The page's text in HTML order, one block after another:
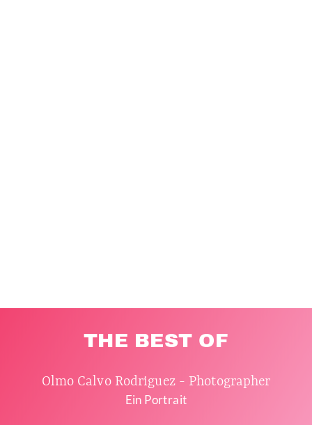
THE BEST OF
Olmo Calvo Rodriguez - Photographer
Ein Portrait